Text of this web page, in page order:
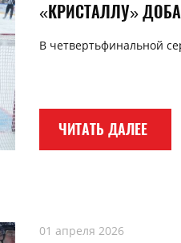
«КРИСТАЛЛУ»
В четвертьфинальной
ЧИТАТЬ ДАЛЕЕ
01 апреля 2026